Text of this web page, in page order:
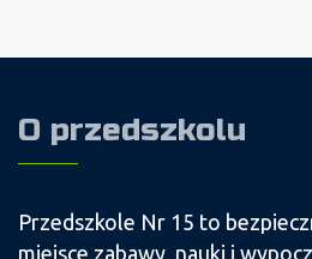
O przedszkolu
Przedszkole Nr 15 to
miejsce zabawy, nauki i